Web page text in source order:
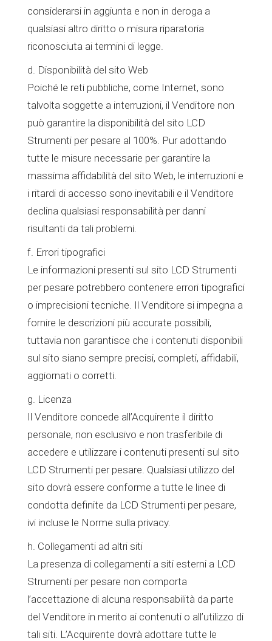
considerarsi in aggiunta e non in deroga a
qualsiasi altro diritto o misura riparatoria
riconosciuta ai termini di legge.
d. Disponibilità del sito Web
Poiché le reti pubbliche, come Internet, sono
talvolta soggette a interruzioni, il Venditore non
può garantire la disponibilità del sito LCD
Strumenti per pesare al 100%. Pur adottando
tutte le misure necessarie per garantire la
massima affidabilità del sito Web, le interruzioni e
i ritardi di accesso sono inevitabili e il Venditore
declina qualsiasi responsabilità per danni
risultanti da tali problemi.
f. Errori tipografici
Le informazioni presenti sul sito LCD Strumenti
per pesare potrebbero contenere errori tipografici
o imprecisioni tecniche. Il Venditore si impegna a
fornire le descrizioni più accurate possibili,
tuttavia non garantisce che i contenuti disponibili
sul sito siano sempre precisi, completi, affidabili,
aggiornati o corretti.
g. Licenza
Il Venditore concede all’Acquirente il diritto
personale, non esclusivo e non trasferibile di
accedere e utilizzare i contenuti presenti sul sito
LCD Strumenti per pesare. Qualsiasi utilizzo del
sito dovrà essere conforme a tutte le linee di
condotta definite da LCD Strumenti per pesare,
ivi incluse le Norme sulla privacy.
h. Collegamenti ad altri siti
La presenza di collegamenti a siti esterni a LCD
Strumenti per pesare non comporta
l’accettazione di alcuna responsabilità da parte
del Venditore in merito ai contenuti o all’utilizzo di
tali siti. L’Acquirente dovrà adottare tutte le